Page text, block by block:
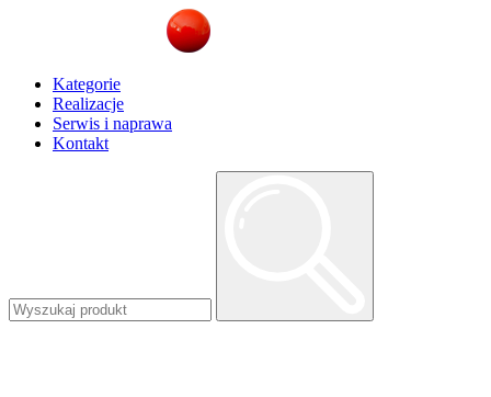
Kategorie
Realizacje
Serwis i naprawa
Kontakt